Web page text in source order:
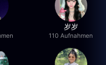
岁岁
110 Aufnahmen